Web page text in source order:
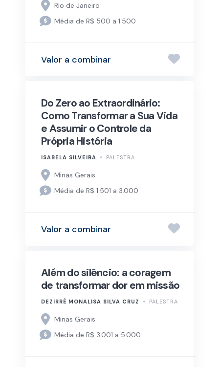
Rio de Janeiro
Média de R$ 500 a 1.500
Valor a combinar
Do Zero ao Extraordinário:
Como Transformar a Sua Vida
e Assumir o Controle da
Própria História
ISABELA SILVEIRA PALESTRA
Minas Gerais
Média de R$ 1.501 a 3.000
Valor a combinar
Além do silêncio: a coragem
de transformar dor em missão
DEZIRRÊ MONALISA SILVA CRUZ PALESTRA
Minas Gerais
Média de R$ 3.001 a 5.000